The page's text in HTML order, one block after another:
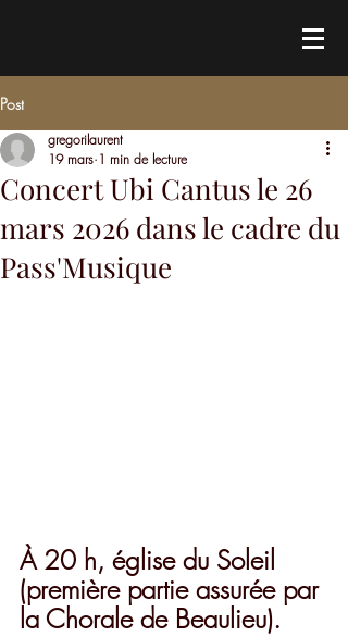
Post
Concert Ubi Cantus le 26
mars 2026 dans le cadre du
Pass'Musique
gregorilaurent
19 mars 1 min de lecture
À 20 h, église du Soleil
(première partie assurée par
la Chorale de Beaulieu).